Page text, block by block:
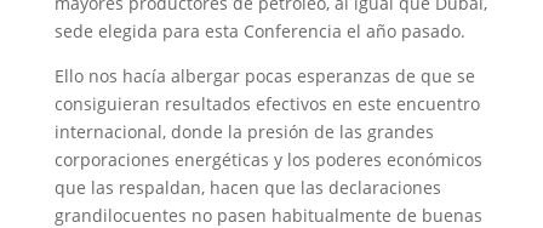
sede elegida para esta Conferencia el año pasado.
Ello nos hacía albergar pocas esperanzas de que se
consiguieran resultados efectivos en este encuentro
internacional, donde la presión de las grandes
corporaciones energéticas y los poderes económicos
que las respaldan, hacen que las declaraciones
grandilocuentes no pasen habitualmente de buenas